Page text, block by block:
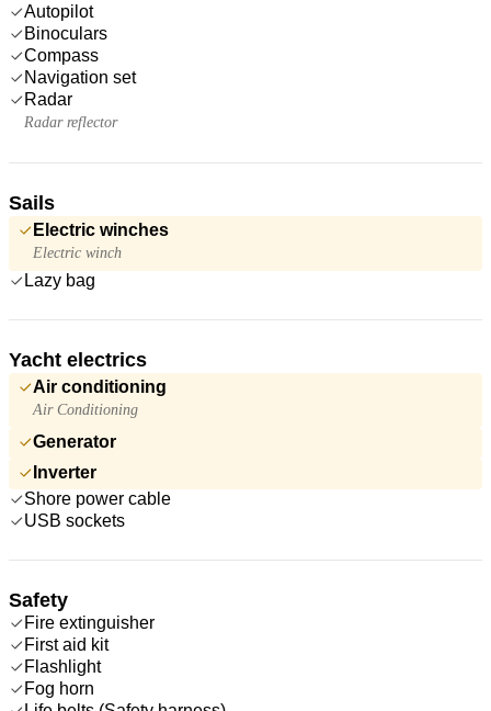
Autopilot
Binoculars
Compass
Navigation set
Radar
Radar reflector
Sails
Electric winches
Electric winch
Lazy bag
Yacht electrics
Air conditioning
Air Conditioning
Generator
Inverter
Shore power cable
USB sockets
Safety
Fire extinguisher
First aid kit
Flashlight
Fog horn